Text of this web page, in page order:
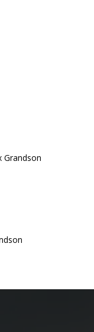
Grandson